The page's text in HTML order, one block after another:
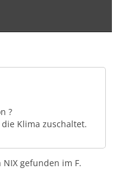
?
Klima zuschaltet.
gefunden im F.